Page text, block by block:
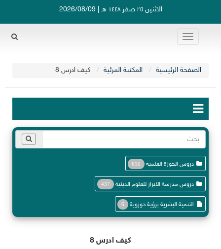
الاثنين ٢٥ صفر ١٤٤٨ هـ | 2026/08/09
Toggle
navigation
الصفحة الرئيسية المكتبة المرئية كيف ادرس 8
دروس الحوزة العلمية 610
دروس مدرسة الابرار للعلوم الدينية 437
التنمية البشرية برؤية حوزوية 6
كيف ادرس 8